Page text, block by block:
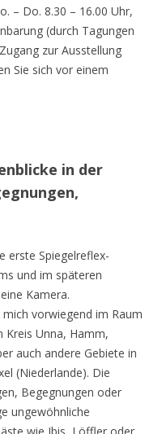
– Do. 8.30 – 16.00 Uhr,
(durch Tagungen
zur Ausstellung
Sie sich vor einem
in der
erste Spiegelreflex-
und im späteren
Kamera.
vorwiegend im Raum
Kreis Unna, Hamm,
auch andere Gebiete in
(Niederlande). Die
Begegnungen oder
ungewöhnliche